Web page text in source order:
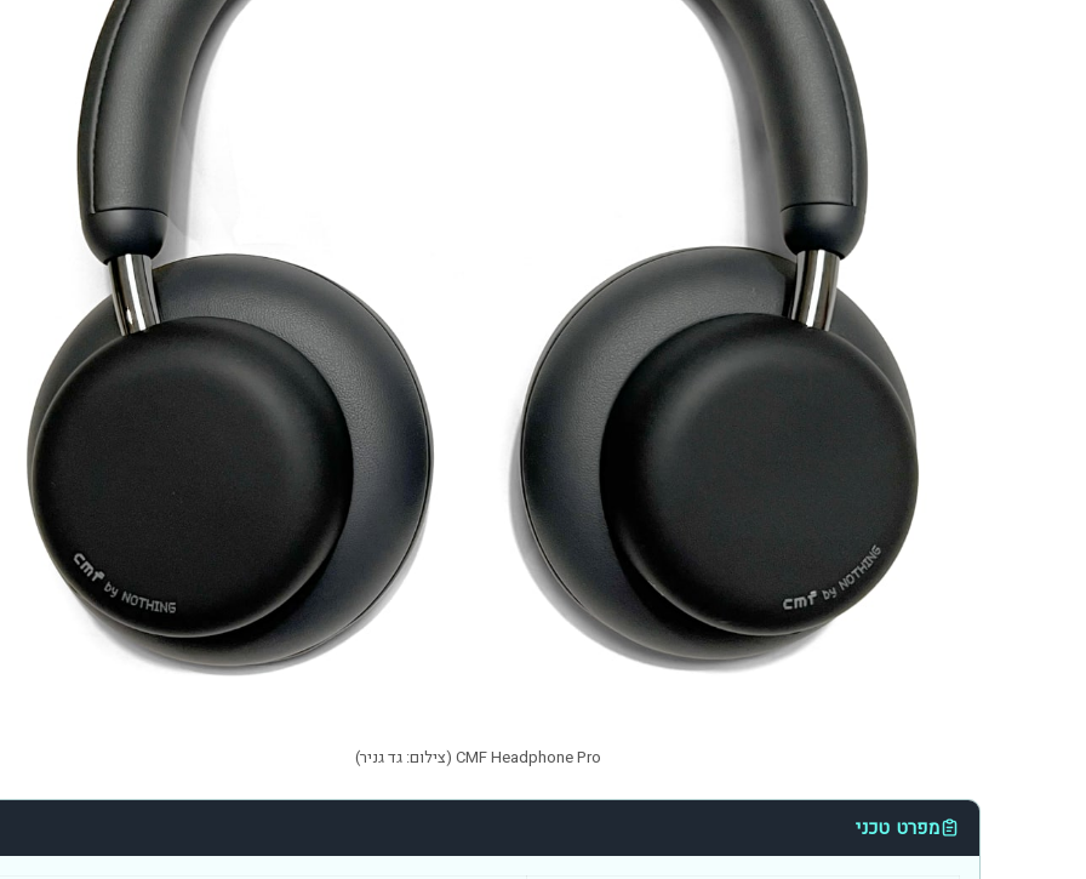
CMF Headphone Pro (צילום: גד גניר)
מפרט טכני